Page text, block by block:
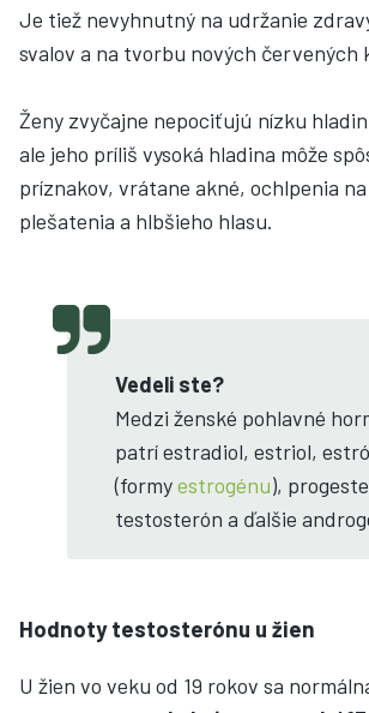
Je tiež nevyhnutný na udržanie
svalov a na tvorbu nových červených
Ženy zvyčajne nepociťujú nízku
ale jeho príliš vysoká hladina môže
príznakov, vrátane akné, ochlpenia
plešatenia a hlbšieho hlasu.
Vedeli ste?
Medzi ženské pohlavné
patrí estradiol, estriol,
(formyestrogénu),
testosterón a ďalšie
Hodnoty testosterónu u žien
U žien vo veku od 19 rokov sa